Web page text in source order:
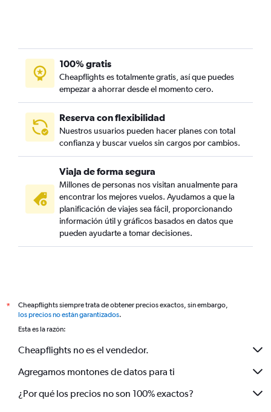
100% gratis
Cheapflights es totalmente gratis, así que puedes
empezar a ahorrar desde el momento cero.
Reserva con flexibilidad
Nuestros usuarios pueden hacer planes con total
confianza y buscar vuelos sin cargos por cambios.
Viaja de forma segura
Millones de personas nos visitan anualmente para
encontrar los mejores vuelos. Ayudamos a que la
planificación de viajes sea fácil, proporcionando
información útil y gráficos basados en datos que
pueden ayudarte a tomar decisiones.
*
Cheapflights siempre trata de obtener precios exactos, sin embargo,
los precios no están garantizados.
Esta es la razón:
Cheapflights no es el vendedor.
Agregamos montones de datos para ti
¿Por qué los precios no son 100% exactos?